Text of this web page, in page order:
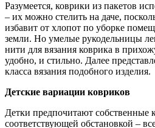
Разумеется, коврики из пакетов
– их можно стелить на даче,
избавит от хлопот по уборке
земли. Но умелые рукодельницы
нити для вязания коврика в
удобно, и стильно. Далее
класса вязания подобного изделия.
Детские вариации ковриков
Детки предпочитают собственные
соответствующей обстановкой –